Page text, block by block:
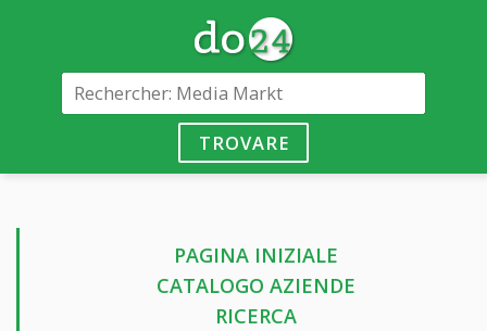
TROVARE
PAGINA INIZIALE
CATALOGO AZIENDE
RICERCA